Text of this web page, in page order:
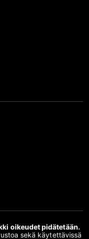
oikeudet pidätetään.
sekä käytettävissä